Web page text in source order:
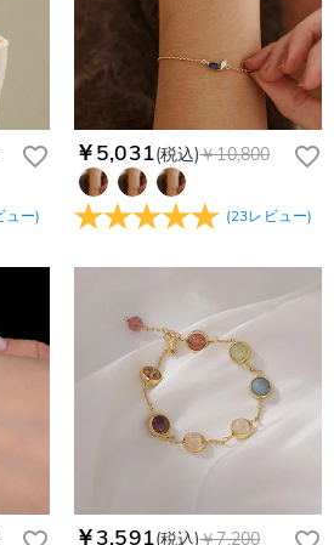
ュー)
￥5,031(税込)￥10,800
(23レビュー)
￥3,591(税込)￥7,200